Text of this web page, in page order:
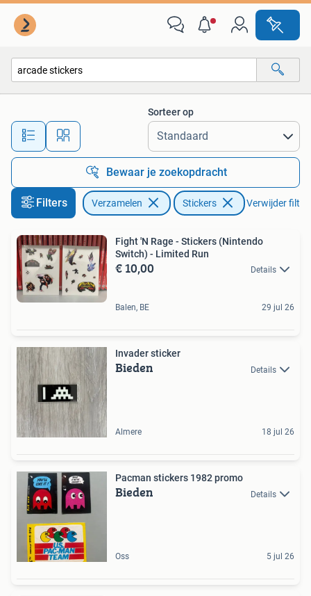
Alle afstanden…
Sorteer op
Bewaar je zoekopdracht
Filters Verzamelen Stickers Verwijder
Fight 'N Rage - Stickers (Nintendo
Switch) - Limited Run
€ 10,00 Details
Balen, BE 29 jul 26
Invader sticker
Bieden Details
Almere 18 jul 26
Pacman stickers 1982 promo
Bieden Details
Oss 5 jul 26